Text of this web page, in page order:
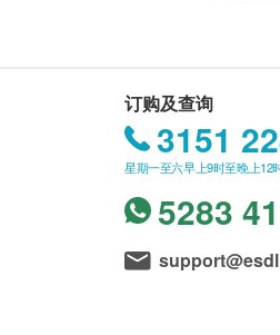
订购及查询
3151
星期一至六早上9时至晚上12
5283